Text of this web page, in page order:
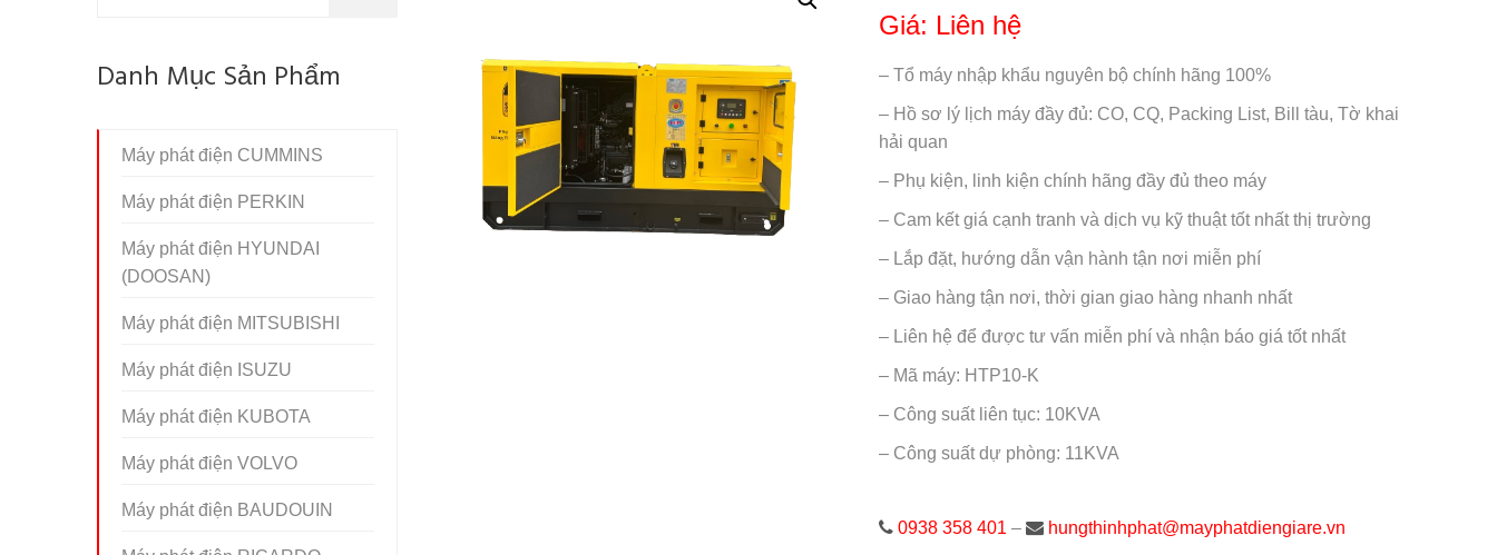
Giá: Liên hệ
– Tổ máy nhập khẩu nguyên bộ chính hãng 100%
– Hồ sơ lý lịch máy đầy đủ: CO, CQ, Packing List, Bill tàu, Tờ khai
hải quan
– Phụ kiện, linh kiện chính hãng đầy đủ theo máy
– Cam kết giá cạnh tranh và dịch vụ kỹ thuật tốt nhất thị trường
– Lắp đặt, hướng dẫn vận hành tận nơi miễn phí
– Giao hàng tận nơi, thời gian giao hàng nhanh nhất
– Liên hệ để được tư vấn miễn phí và nhận báo giá tốt nhất
– Mã máy: HTP10-K
– Công suất liên tục: 10KVA
– Công suất dự phòng: 11KVA
0938 358 401 – hungthinhphat@mayphatdiengiare.vn
Danh Mục Sản Phẩm
Máy phát điện CUMMINS
Máy phát điện PERKIN
Máy phát điện HYUNDAI
(DOOSAN)
Máy phát điện MITSUBISHI
Máy phát điện ISUZU
Máy phát điện KUBOTA
Máy phát điện VOLVO
Máy phát điện BAUDOUIN